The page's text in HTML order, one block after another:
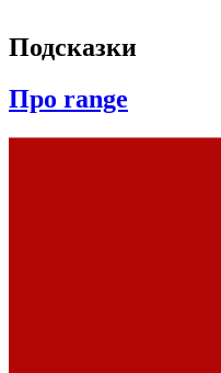
Подсказки
Про range